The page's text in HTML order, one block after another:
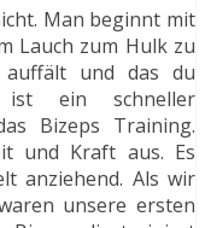
Man beginnt mit
Lauch zum Hulk zu
auffält und das du
ist ein schneller
Bizeps Training.
und Kraft aus. Es
anziehend. Als wir
unsere ersten